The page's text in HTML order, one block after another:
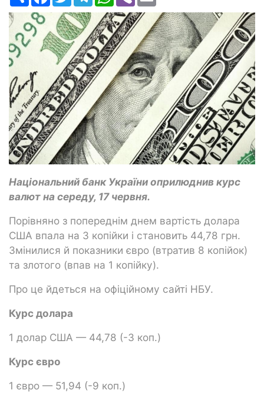
Національний банк України оприлюднив курс
валют на середу, 17 червня.
Порівняно з попереднім днем вартість долара
США впала на 3 копійки і становить 44,78 грн.
Змінилися й показники євро (втратив 8 копійок)
та злотого (впав на 1 копійку).
Про це йдеться на офіційному сайті НБУ.
Курс долара
1 долар США — 44,78 (-3 коп.)
Курс євро
1 євро — 51,94 (-9 коп.)